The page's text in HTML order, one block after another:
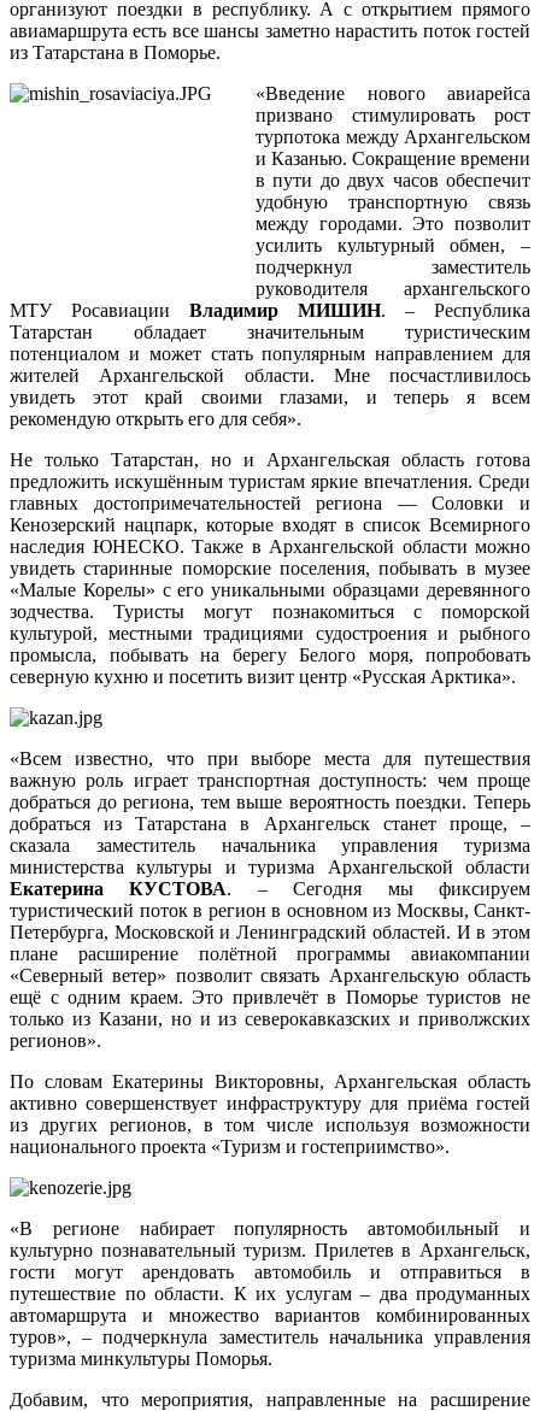
организуют поездки в республику. А с открытием прямого
авиамаршрута есть все шансы заметно нарастить поток гостей
из Татарстана в Поморье.
«Введение нового авиарейса
призвано стимулировать рост
турпотока между Архангельском
и Казанью. Сокращение времени
в пути до двух часов обеспечит
удобную транспортную связь
между городами. Это позволит
усилить культурный обмен, –
подчеркнул заместитель
руководителя архангельского
МТУ Росавиации Владимир МИШИН. – Республика
Татарстан обладает значительным туристическим
потенциалом и может стать популярным направлением для
жителей Архангельской области. Мне посчастливилось
увидеть этот край своими глазами, и теперь я всем
рекомендую открыть его для себя».
Не только Татарстан, но и Архангельская область готова
предложить искушённым туристам яркие впечатления. Среди
главных достопримечательностей региона — Соловки и
Кенозерский нацпарк, которые входят в список Всемирного
наследия ЮНЕСКО. Также в Архангельской области можно
увидеть старинные поморские поселения, побывать в музее
«Малые Корелы» с его уникальными образцами деревянного
зодчества. Туристы могут познакомиться с поморской
культурой, местными традициями судостроения и рыбного
промысла, побывать на берегу Белого моря, попробовать
северную кухню и посетить визит центр «Русская Арктика».
«Всем известно, что при выборе места для путешествия
важную роль играет транспортная доступность: чем проще
добраться до региона, тем выше вероятность поездки. Теперь
добраться из Татарстана в Архангельск станет проще, –
сказала заместитель начальника управления туризма
министерства культуры и туризма Архангельской области
Екатерина КУСТОВА. – Сегодня мы фиксируем
туристический поток в регион в основном из Москвы, Санкт-
Петербурга, Московской и Ленинградский областей. И в этом
плане расширение полётной программы авиакомпании
«Северный ветер» позволит связать Архангельскую область
ещё с одним краем. Это привлечёт в Поморье туристов не
только из Казани, но и из северокавказских и приволжских
регионов».
По словам Екатерины Викторовны, Архангельская область
активно совершенствует инфраструктуру для приёма гостей
из других регионов, в том числе используя возможности
национального проекта «Туризм и гостеприимство».
«В регионе набирает популярность автомобильный и
культурно познавательный туризм. Прилетев в Архангельск,
гости могут арендовать автомобиль и отправиться в
путешествие по области. К их услугам – два продуманных
автомаршрута и множество вариантов комбинированных
туров», – подчеркнула заместитель начальника управления
туризма минкультуры Поморья.
Добавим, что мероприятия, направленные на расширение